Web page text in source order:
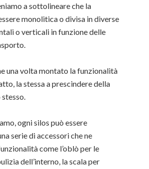
a sottolineare che la
monolitica o divisa in diverse
o verticali in funzione delle
una volta montato la funzionalità
la stessa a prescindere della
ogni silos può essere
serie di accessori che ne
come l’oblò per le
dell’interno, la scala per